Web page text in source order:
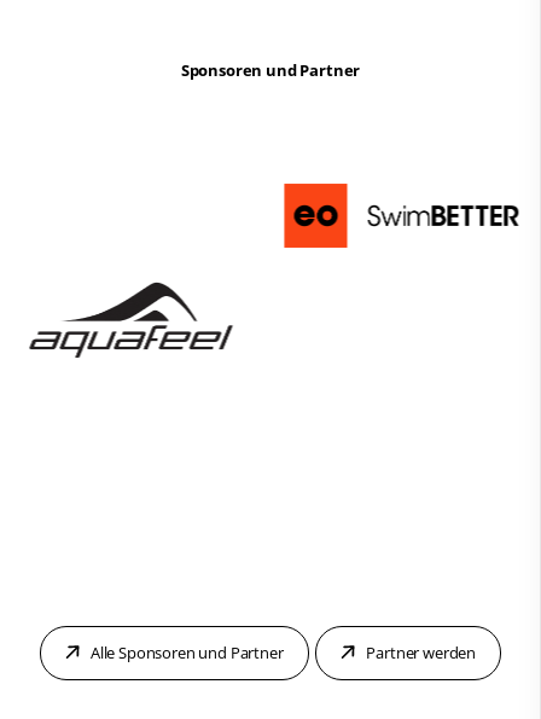
Sponsoren und Partner
Alle Sponsoren und Partner Partner werden